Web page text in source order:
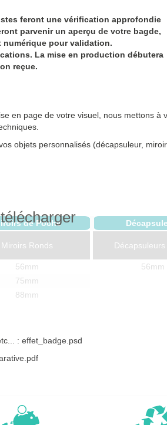
feront une vérification approfondie
parvenir un aperçu de votre bagde,
numérique pour validation.
La mise en production débutera
reçue.
en page de votre visuel, nous mettons à
objets personnalisés (décapsuleur,
de Poche
Miroirs Ronds
56mm
75mm
88mm
90x65mm
Miroirs Ovales
Décapsuleurs
56mm
: effet_badge.psd